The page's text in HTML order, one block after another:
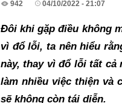
942 04/10/2022 - 21:07
Đôi khi gặp điều không
vì đổ lỗi, ta nên hiểu
này, thay vì đổ lỗi tất cả
làm nhiều việc thiện và
sẽ không còn tái diễn.